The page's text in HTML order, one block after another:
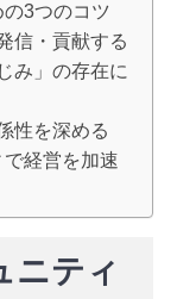
3つのコツ
信・貢献する
み」の存在に
性を深める
経営を加速
ニティ